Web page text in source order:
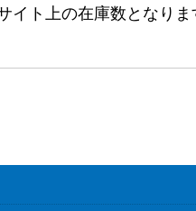
ト上の在庫数となり